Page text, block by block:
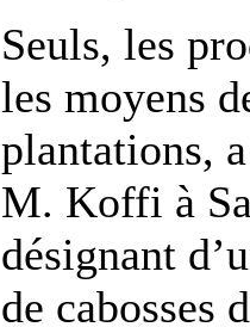
Seuls, les
les moyens
plantations,
M. Koffi à
désignant
de cabosses